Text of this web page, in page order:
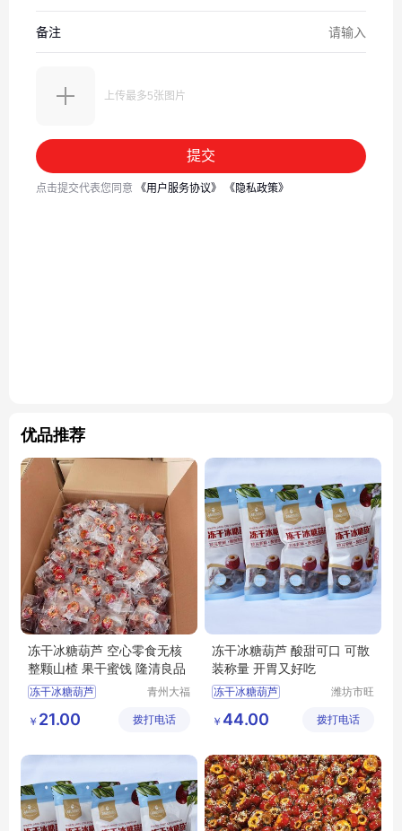
优品推荐
冻干冰糖葫芦 空心零食无核
整颗山楂 果干蜜饯 隆清良品
冻干冰糖葫芦
果干蜜饯
青州大福
展有限公
￥ 21.00 拨打电话
冻干冰糖葫芦 酸甜可口 可散
装称量 开胃又好吃
冻干冰糖葫芦
冻干冰糖葫芦价格
山楂零食
潍坊市旺
限公司
￥ 44.00 拨打电话